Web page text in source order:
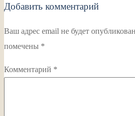
Добавить комментарий
Ваш адрес email не будет
помечены *
Комментарий *